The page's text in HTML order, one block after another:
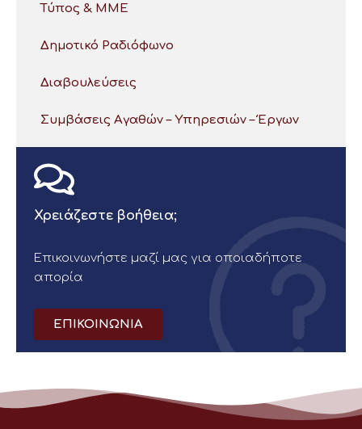
Τύπος & ΜΜΕ
Δημοτικό Ραδιόφωνο
Διαβουλεύσεις
Συμβάσεις Αγαθών – Υπηρεσιών – Έργων
Χρειάζεστε βοήθεια;
Επικοινωνήστε μαζί μας για οποιαδήποτε
απορία
ΕΠΙΚΟΙΝΩΝΙΑ